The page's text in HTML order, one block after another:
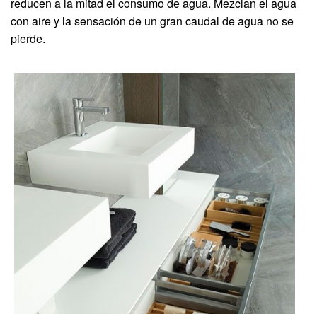
reducen a la mitad el consumo de agua. Mezclan el agua
con aire y la sensación de un gran caudal de agua no se
pierde.